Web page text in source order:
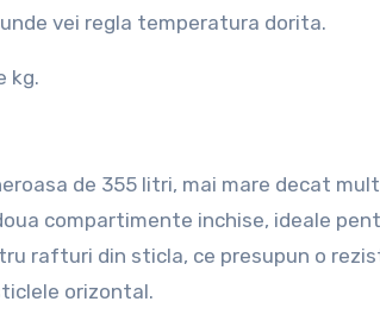
vei regla temperatura dorita.
kg.
de 355 litri, mai mare decat
compartimente inchise, ideale
rafturi din sticla, ce presupun o
orizontal.